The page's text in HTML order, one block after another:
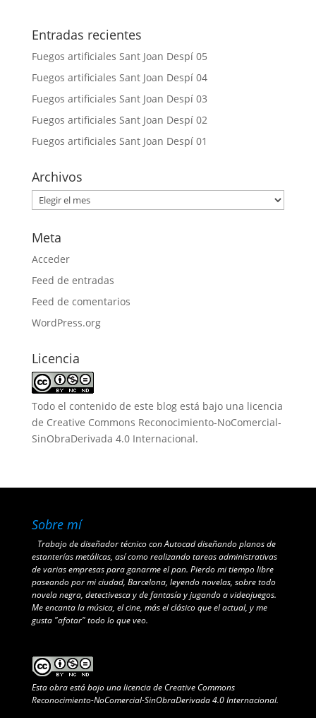
Entradas recientes
Fuegos artificiales Sant Joan Despí 05
Fuegos artificiales Sant Joan Despí 04
Fuegos artificiales Sant Joan Despí 03
Fuegos artificiales Sant Joan Despí 02
Fuegos artificiales Sant Joan Despí 01
Archivos
Archivos
Meta
Acceder
Feed de entradas
Feed de comentarios
WordPress.org
Licencia
Todo el contenido de este blog está bajo una licencia
de Creative Commons Reconocimiento-NoComercial-
SinObraDerivada 4.0 Internacional.
Sobre mí
Trabajo de diseñador técnico con Autocad diseñando planos de
estanterías metálicas, así como realizando tareas administrativas
de varias empresas para ganarme el pan. Pierdo mi tiempo libre
paseando por mi ciudad, Barcelona, leyendo novelas, sobre todo
novela negra, detectivesca y de fantasía y jugando a videojuegos.
Me encanta la música, el cine, más el clásico que el actual, y me
gusta "afotar" todo lo que veo.
Esta obra está bajo unalicencia de Creative Commons
Reconocimiento-NoComercial-SinObraDerivada 4.0 Internacional.